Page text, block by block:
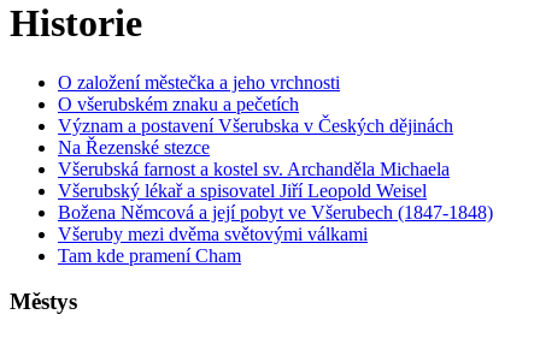
Historie
O založení městečka a jeho vrchnosti
O všerubském znaku a pečetích
Význam a postavení Všerubska v Českých dějinách
Na Řezenské stezce
Všerubská farnost a kostel sv. Archanděla Michaela
Všerubský lékař a spisovatel Jiří Leopold Weisel
Božena Němcová a její pobyt ve Všerubech (1847-1848)
Všeruby mezi dvěma světovými válkami
Tam kde pramení Cham
Městys